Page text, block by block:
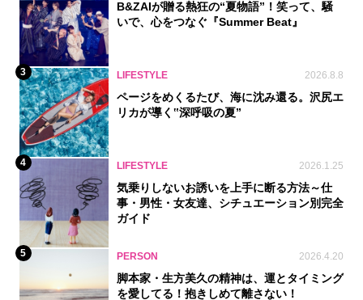
B&ZAIが贈る熱狂の“夏物語”！笑って、騒
いで、心をつなぐ『Summer Beat』
3 LIFESTYLE 2026.8.8
ページをめくるたび、海に沈み還る。沢尻エ
リカが導く‟深呼吸の夏”
4 LIFESTYLE 2026.1.25
気乗りしないお誘いを上手に断る方法～仕
事・男性・女友達、シチュエーション別完全
ガイド
5 PERSON 2026.4.20
脚本家・生方美久の精神は、運とタイミング
を愛してる！抱きしめて離さない！